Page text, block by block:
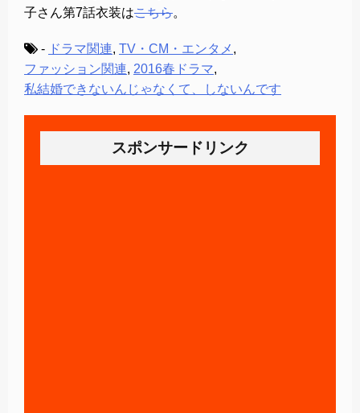
子さん第7話衣装はこちら。
- ドラマ関連, TV・CM・エンタメ ,
ファッション関連, 2016春ドラマ,
私結婚できないんじゃなくて、しないんです
スポンサードリンク